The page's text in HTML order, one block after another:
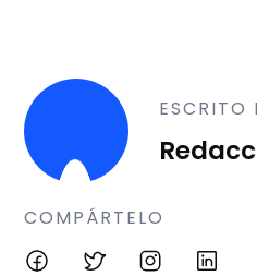
ESCRITO
COMPÁRTELO